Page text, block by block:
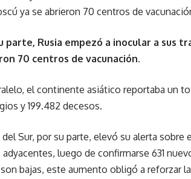
ya se abrieron 70 centros de
parte, Rusia empezó a inocular a sus
70 centros de vacunación.
el continente asiático reportaba un
y 199.482 decesos.
del Sur, por su parte, elevó su alerta
adyacentes, luego de confirmarse 631
bajas, este aumento obligó a reforzar